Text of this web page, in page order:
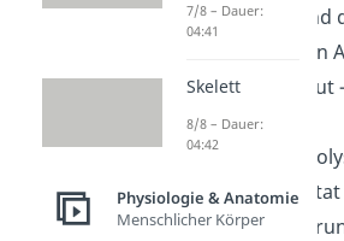
Citratzyklus und
anschließenden
weiter
CO2 .
anaerobe
Pyruvat zu Lactat
7/8 – Dauer:
04:41
Skelett
8/8 – Dauer:
04:42
Physiologie & Anatomie
Menschlicher Körper